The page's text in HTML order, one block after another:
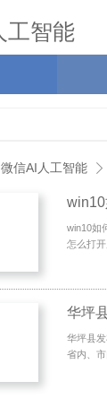
微信AI人工智能
win10如
怎么打
华坪
华坪县
省内、